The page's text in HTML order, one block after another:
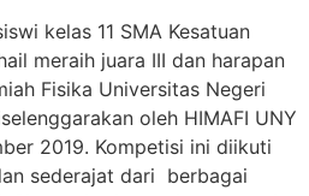
kelas 11 SMA Kesatuan
meraih juara III dan harapan
Fisika Universitas Negeri
oleh HIMAFI UNY
2019. Kompetisi ini diikuti
sederajat dari berbagai